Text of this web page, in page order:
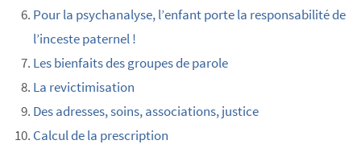
Pour la psychanalyse, l’enfant porte la responsabilité de
l’inceste paternel !
Les bienfaits des groupes de parole
La revictimisation
Des adresses, soins, associations, justice
Calcul de la prescription